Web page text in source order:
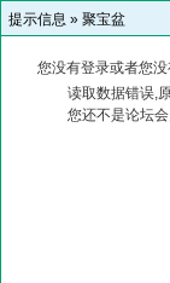
提示信息 » 聚宝盆
您没有登录或者您
读取数据错误,
您还不是论坛